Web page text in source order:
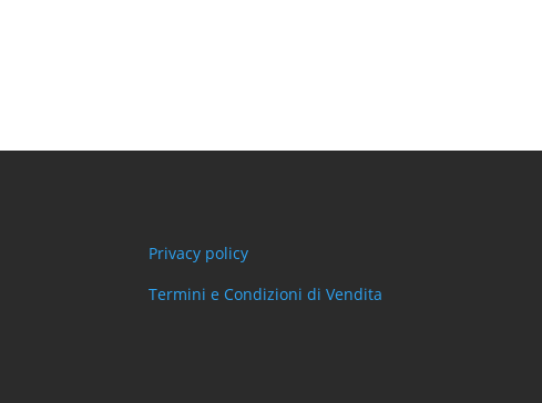
Privacy policy
Termini e Condizioni di Vendita